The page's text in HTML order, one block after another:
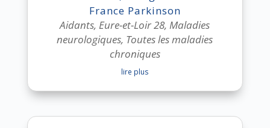
France Parkinson
Aidants,Eure-et-Loir 28,Maladies
neurologiques, Toutes les maladies
chroniques
lire plus